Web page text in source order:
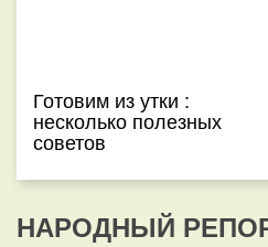
Готовим из утки :
несколько полезных
советов
НАРОДНЫЙ